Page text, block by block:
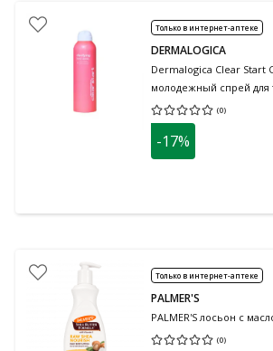
Только в интернет-аптеке
DERMALOGICA
Dermalogica Clear Start
молодежный спрей для
мл
(0)
Средняя оценка 0.00
-17%
Только в интернет-аптеке
PALMER'S
PALMER'S лосьон с
(0)
Средняя оценка 0.00